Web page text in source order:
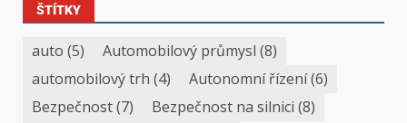
ŠTÍTKY
auto (5) Automobilový průmysl (8)
automobilový trh (4) Autonomní řízení(6)
Bezpečnost(7) Bezpečnost na silnici (8)